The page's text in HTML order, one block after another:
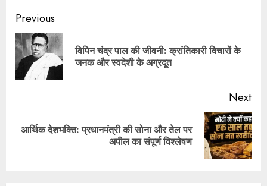
Previous
विपिन चंद्र पाल की जीवनी: क्रांतिकारी विचारों के
जनक और स्वदेशी के अग्रदूत
Next
आर्थिक देशभक्ति: प्रधानमंत्री की सोना और तेल पर
अपील का संपूर्ण विश्लेषण